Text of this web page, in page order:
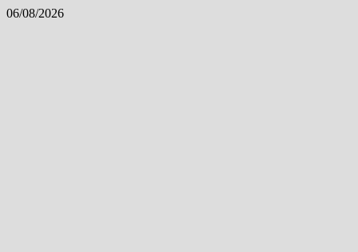
Skip
06/08/2026